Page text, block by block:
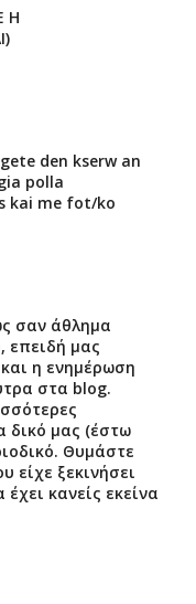
Η
den kserw an
polla
kai me fot/ko
σαν άθλημα
επειδή μας
η ενημέρωση
στα blog.
δικό μας (έστω
Θυμάστε
είχε ξεκινήσει
κανείς εκείνα